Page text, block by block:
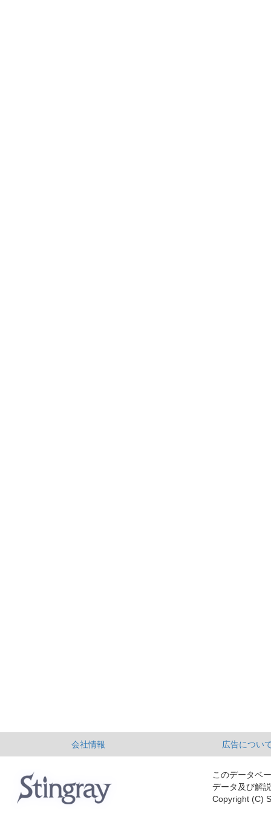
会社情報 広告について
このデータベ
データ及び解
Copyright (C)